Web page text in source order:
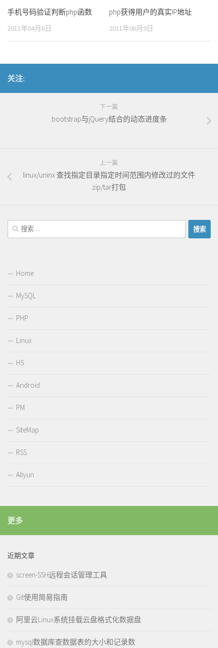
手机号码验证判断php函数
2011年04月6日
php获得用户的真实IP地址
2011年06月9日
关注:
下一篇
bootstrap与jQuery结合的动态进度条
上一篇
linux/uninx 查找指定目录指定时间范围内修改过的文件
zip/tar打包
搜
索：
Home
MySQL
PHP
Linux
H5
Android
PM
SiteMap
RSS
Aliyun
更多
近期文章
screen-SSH远程会话管理工具
Git使用简易指南
阿里云Linux系统挂载云盘格式化数据盘
mysql数据库查数据表的大小和记录数